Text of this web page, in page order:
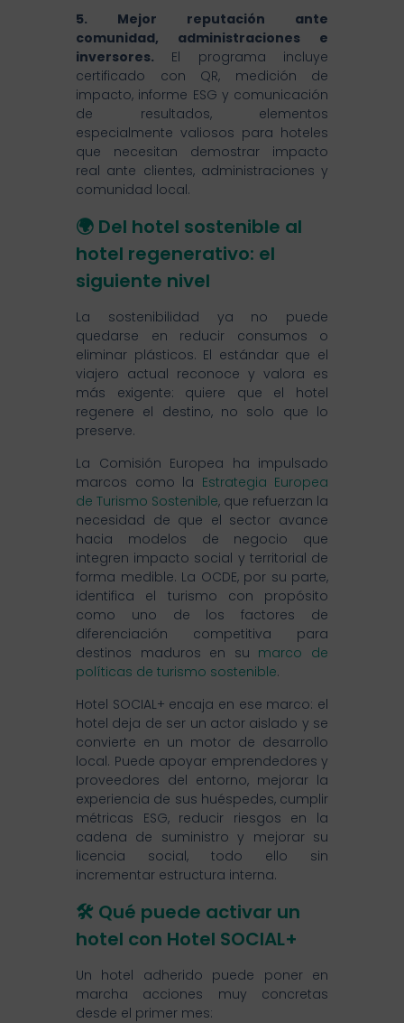
5. Mejor reputación ante
comunidad, administraciones e
inversores. El programa incluye
certificado con QR, medición de
impacto, informe ESG y comunicación
de resultados, elementos
especialmente valiosos para hoteles
que necesitan demostrar impacto
real ante clientes, administraciones y
comunidad local.
🌍 Del hotel sostenible al
hotel regenerativo: el
siguiente nivel
La sostenibilidad ya no puede
quedarse en reducir consumos o
eliminar plásticos. El estándar que el
viajero actual reconoce y valora es
más exigente: quiere que el hotel
regenere el destino, no solo que lo
preserve.
La Comisión Europea ha impulsado
marcos como la Estrategia Europea
de Turismo Sostenible, que refuerzan la
necesidad de que el sector avance
hacia modelos de negocio que
integren impacto social y territorial de
forma medible. La OCDE, por su parte,
identifica el turismo con propósito
como uno de los factores de
diferenciación competitiva para
destinos maduros en su marco de
políticas de turismo sostenible.
Hotel SOCIAL+ encaja en ese marco: el
hotel deja de ser un actor aislado y se
convierte en un motor de desarrollo
local. Puede apoyar emprendedores y
proveedores del entorno, mejorar la
experiencia de sus huéspedes, cumplir
métricas ESG, reducir riesgos en la
cadena de suministro y mejorar su
licencia social, todo ello sin
incrementar estructura interna.
🛠️ Qué puede activar un
hotel con Hotel SOCIAL+
Un hotel adherido puede poner en
marcha acciones muy concretas
desde el primer mes: